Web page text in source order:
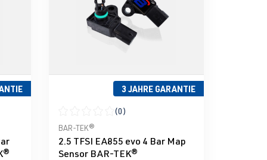
von 0 von 5 Sternen
3 JAHRE GARANTIE
Durchschnittliche Bewertung von 0 von 5 Sternen
(0)
BAR-TEK®
2.5 TFSI EA855 evo 4 Bar Map
Sensor BAR-TEK®